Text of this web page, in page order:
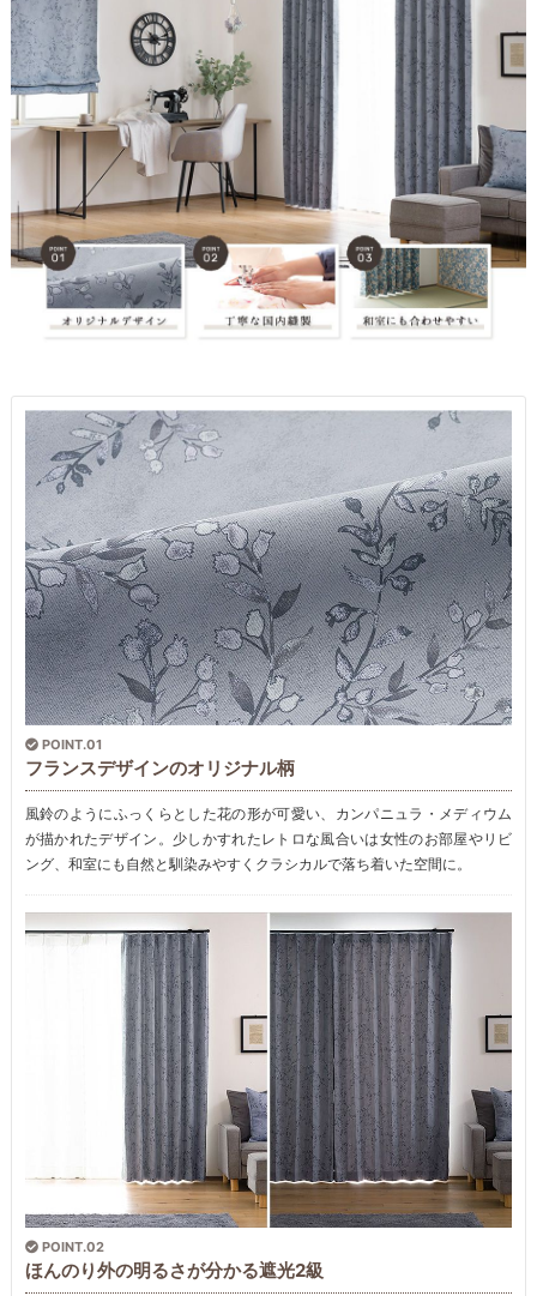
POINT.01
フランスデザインのオリジナル柄
風鈴のようにふっくらとした花の形が可愛い、カンパニュラ・メディウム
が描かれたデザイン。少しかすれたレトロな風合いは女性のお部屋やリビ
ング、和室にも自然と馴染みやすくクラシカルで落ち着いた空間に。
POINT.02
ほんのり外の明るさが分かる遮光2級